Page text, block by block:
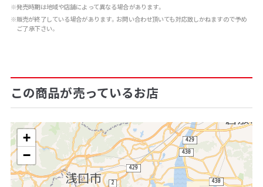
※発売時期は地域や店舗によって異なる場合があります。
※販売が終了している場合があります。お問い合わせ頂いても対応致しかねますので予め
ご了承下さい。
この商品が売っているお店
+
−